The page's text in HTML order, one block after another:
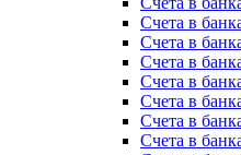
Счета в
Счета в
Счета в
Счета в
Счета в
Счета в
Счета в